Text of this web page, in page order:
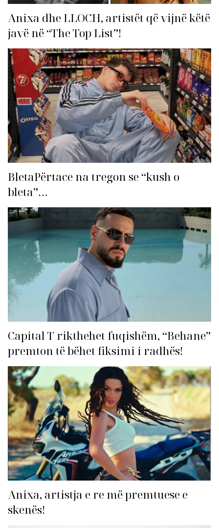
Anixa dhe LLOCH, artistët që vijnë këtë
javë në “The Top List”!
BletaPërtace na tregon se “kush o
bleta”…
Capital T rikthehet fuqishëm, “Behane”
premton të bëhet fiksimi i radhës!
Anixa, artistja e re më premtuese e
skenës!